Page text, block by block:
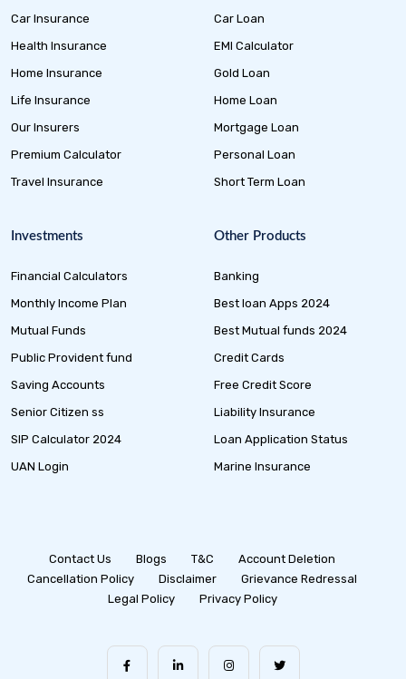
Car Insurance
Health Insurance
Home Insurance
Life Insurance
Our Insurers
Premium Calculator
Travel Insurance
Car Loan
EMI Calculator
Gold Loan
Home Loan
Mortgage Loan
Personal Loan
Short Term Loan
Investments
Financial Calculators
Monthly Income Plan
Mutual Funds
Public Provident fund
Saving Accounts
Senior Citizen ss
SIP Calculator 2024
UAN Login
Other Products
Banking
Best loan Apps 2024
Best Mutual funds 2024
Credit Cards
Free Credit Score
Liability Insurance
Loan Application Status
Marine Insurance
Contact Us Blogs T&C
Account Deletion
Cancellation Policy
Disclaimer
Grievance Redressal
Legal Policy
Privacy Policy